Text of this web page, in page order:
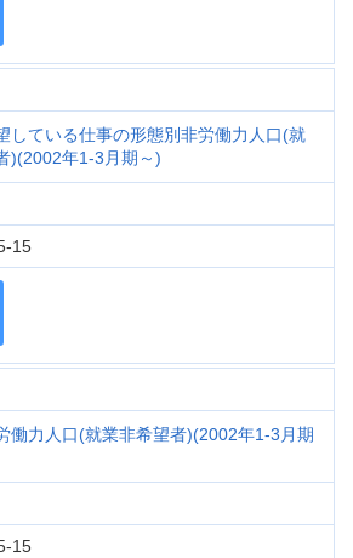
している仕事の形態別非労働力人口(就
)(2002年1-3月期～)
15
働力人口(就業非希望者)(2002年1-3月期
15